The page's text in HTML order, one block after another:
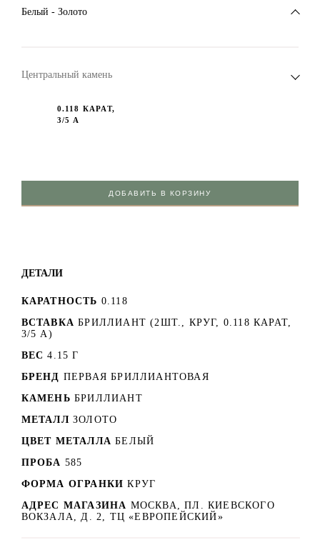
Белый - Золото
Центральный камень
0.118 КАРАТ,
3/5 А
ДОБАВИТЬ В КОРЗИНУ
ДЕТАЛИ
КАРАТНОСТЬ 0.118
ВСТАВКА БРИЛЛИАНТ (2ШТ., КРУГ, 0.118 КАРАТ,
3/5 А)
ВЕС 4.15 Г
БРЕНД ПЕРВАЯ БРИЛЛИАНТОВАЯ
КАМЕНЬ БРИЛЛИАНТ
МЕТАЛЛ ЗОЛОТО
ЦВЕТ МЕТАЛЛА БЕЛЫЙ
ПРОБА 585
ФОРМА ОГРАНКИ КРУГ
АДРЕС МАГАЗИНА МОСКВА, ПЛ. КИЕВСКОГО
ВОКЗАЛА, Д. 2, ТЦ «ЕВРОПЕЙСКИЙ»